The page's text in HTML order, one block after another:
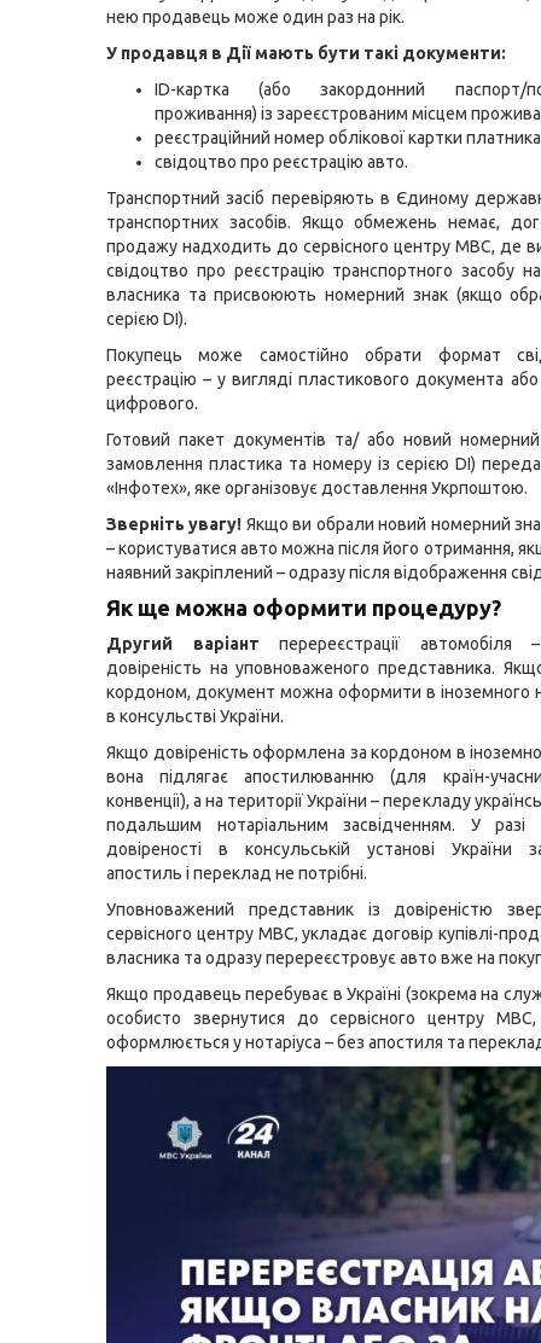
нею продавець може один раз на рік.
У продавця в Дії мають бути такі документи:
ID-картка (або закордонний паспорт/
проживання) із зареєстрованим місцем
реєстраційний номер облікової картки
свідоцтво про реєстрацію авто.
Транспортний засіб перевіряють в Єдиному
транспортних засобів. Якщо обмежень немає,
продажу надходить до сервісного центру МВС, де
свідоцтво про реєстрацію транспортного засобу
власника та присвоюють номерний знак (якщо
серією DI).
Покупець може самостійно обрати формат
реєстрацію – у вигляді пластикового документа
цифрового.
Готовий пакет документів та/ або новий номерний
замовлення пластика та номеру із серією DI)
«Інфотех», яке організовує доставлення Укрпоштою.
Зверніть увагу! Якщо ви обрали новий номерний
– користуватися авто можна після його отримання,
наявний закріплений – одразу після відображення
Як ще можна оформити процедуру?
Другий варіантперереєстрації
довіреність на уповноваженого представника.
кордоном, документ можна оформити в іноземного
в консульстві України.
Якщо довіреність оформлена за кордоном в
вона підлягає апостилюванню (для країн-
конвенції), а на території України – перекладу
подальшим нотаріальним засвідченням. У разі
довіреності в консульській установі України
апостиль і переклад не потрібні.
Уповноважений представник із довіреністю
сервісного центру МВС, укладає договір купівлі-
власника та одразу перереєстровує авто вже на
Якщо продавець перебуває в Україні (зокрема на
особисто звернутися до сервісного центру МВС,
оформлюється у нотаріуса – без апостиля та